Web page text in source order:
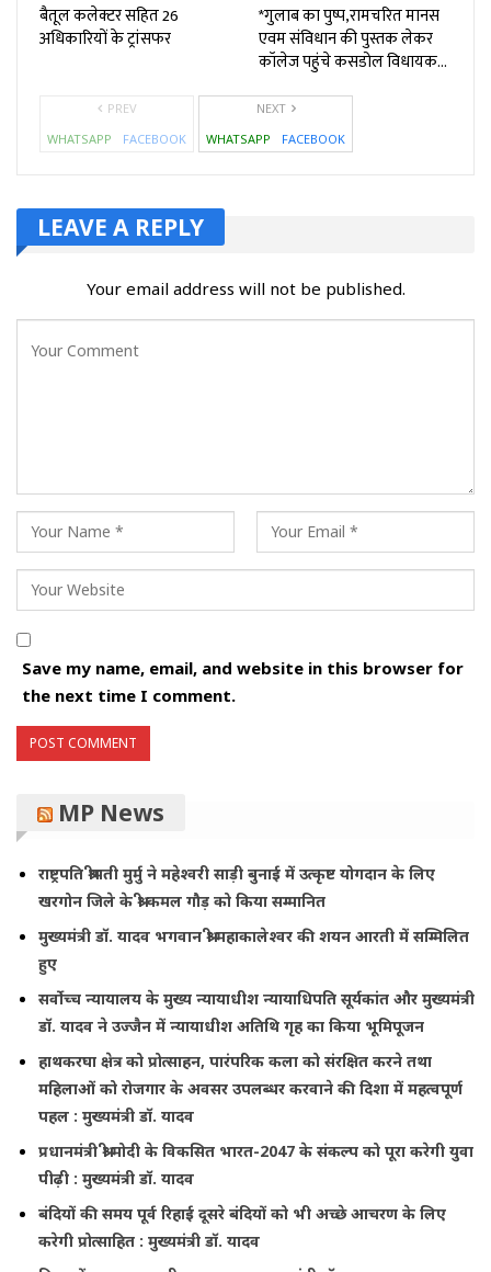
बैतूल कलेक्टर सहित 26
अधिकारियों के ट्रांसफर
*गुलाब का पुष्प,रामचरित मानस
एवम संविधान की पुस्तक लेकर
कॉलेज पहुंचे कसडोल विधायक…
PREV
WHATSAPP
FACEBOOK
NEXT
WHATSAPP
FACEBOOK
LEAVE A REPLY
Your email address will not be published.
Save my name, email, and website in this browser for
the next time I comment.
MP News
राष्ट्रपति श्रीमती मुर्मु ने महेश्वरी साड़ी बुनाई में उत्कृष्ट योगदान के लिए
खरगोन जिले के श्री कमल गौड़ को किया सम्मानित
मुख्यमंत्री डॉ. यादव भगवान श्री महाकालेश्‍वर की शयन आरती में सम्मिलित
हुए
सर्वोच्च न्यायालय के मुख्‍य न्‍यायाधीश न्यायाधिपति सूर्यकांत और मुख्यमंत्री
डॉ. यादव ने उज्जैन में न्यायाधीश अतिथि गृह का किया भूमिपूजन
हाथकरघा क्षेत्र को प्रोत्साहन, पारंपरिक कला को संरक्षित करने तथा
महिलाओं को रोजगार के अवसर उपलब्धर करवाने की दिशा में महत्वपूर्ण
पहल : मुख्यमंत्री डॉ. यादव
प्रधानमंत्री श्री मोदी के विकसित भारत-2047 के संकल्प को पूरा करेगी युवा
पीढ़ी : मुख्यमंत्री डॉ. यादव
बंदियों की समय पूर्व रिहाई दूसरे बंदियों को भी अच्छे आचरण के लिए
करेगी प्रोत्साहित : मुख्यमंत्री डॉ. यादव